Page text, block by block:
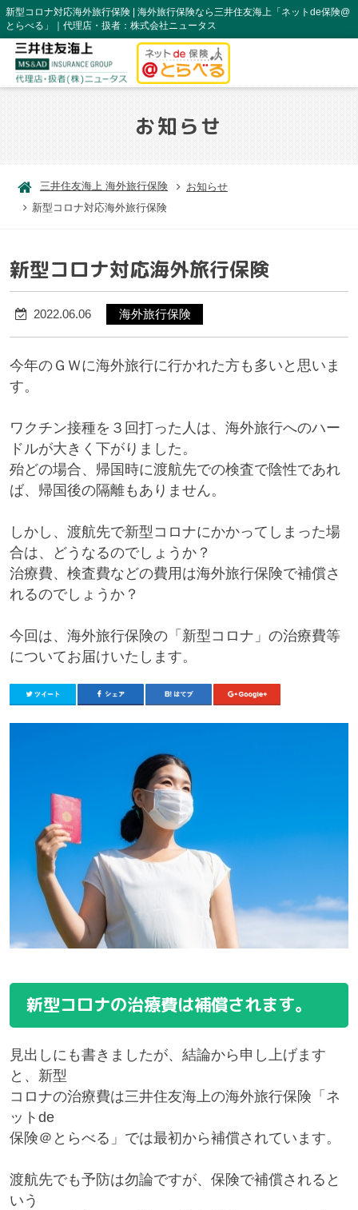
新型コロナ対応海外旅行保険 | 海外旅行保険なら三井住友海上「ネットde保険@
とらべる」｜代理店・扱者：株式会社ニュータス
お知らせ
三井住友海上 海外旅行保険
お知らせ
新型コロナ対応海外旅行保険
新型コロナ対応海外旅行保険
2022.06.06 海外旅行保険
今年のＧＷに海外旅行に行かれた方も多いと思いま
す。
ワクチン接種を３回打った人は、海外旅行へのハー
ドルが大きく下がりました。
殆どの場合、帰国時に渡航先での検査で陰性であれ
ば、帰国後の隔離もありません。
しかし、渡航先で新型コロナにかかってしまった場
合は、どうなるのでしょうか？
治療費、検査費などの費用は海外旅行保険で補償さ
れるのでしょうか？
今回は、海外旅行保険の「新型コロナ」の治療費等
についてお届けいたします。
新型コロナの治療費は補償されます。
見出しにも書きましたが、結論から申し上げます
と、新型
コロナの治療費は三井住友海上の海外旅行保険「ネ
ットde
保険＠とらべる」では最初から補償されています。
渡航先でも予防は勿論ですが、保険で補償されると
いう